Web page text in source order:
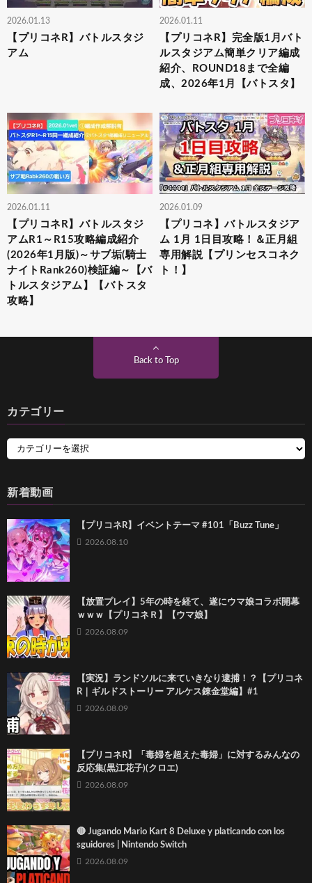
2026.01.13
【プリコネR】バトルスタジ
アム
2026.01.11
【プリコネR】完全版1月バト
ルスタジアム簡単クリア編成
紹介、ROUND18まで全編
成、2026年1月【バトスタ】
2026.01.11
【プリコネR】バトルスタジ
アムR1～R15攻略編成紹介
(2026年1月版)～サブ垢(騎士
ナイトRank260)検証編～【バ
トルスタジアム】【バトスタ
攻略】
2026.01.09
【プリコネ】バトルスタジア
ム 1月 1日目攻略！＆正月組
専用解説【プリンセスコネク
ト！】
Back to Top
カテゴリー
新着動画
【プリコネR】イベントテーマ #101「Buzz Tune」
2026.08.10
【放置プレイ】5年の時を経て、遂にウマ娘コラボ開幕
ｗｗｗ【プリコネＲ】【ウマ娘】
2026.08.09
【実況】ランドソルに来ていきなり逮捕！？【プリコネ
R｜ギルドストーリー アルケス錬金堂編】#1
2026.08.09
【プリコネR】「毒婦を超えた毒婦」に対するみんなの
反応集(黒江花子)(クロエ)
2026.08.09
🔴 Jugando Mario Kart 8 Deluxe y platicando con los
sguidores | Nintendo Switch
2026.08.09